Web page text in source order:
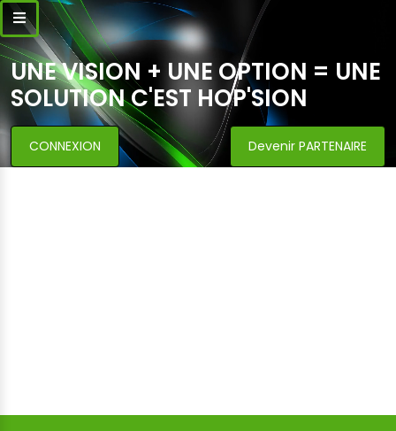
UNE VISION + UNE OPTION = UNE
SOLUTION C'EST HOP'SION
CONNEXION Devenir PARTENAIRE